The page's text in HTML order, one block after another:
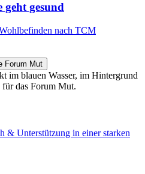
geht gesund
nach TCM
Forum Mut
& Unterstützung in einer starken